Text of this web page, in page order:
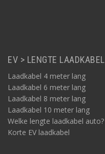
EV > LENGTE LAADKABEL
Laadkabel 4 meter lang
Laadkabel 6 meter lang
Laadkabel 8 meter lang
Laadkabel 10 meter lang
Welke lengte laadkabel auto?
Korte EV laadkabel